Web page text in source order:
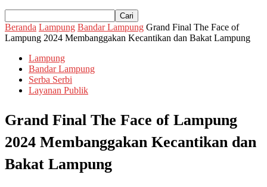
Beranda Lampung Bandar Lampung Grand Final The Face of
Lampung 2024 Membanggakan Kecantikan dan Bakat Lampung
Lampung
Bandar Lampung
Serba Serbi
Layanan Publik
Grand Final The Face of Lampung
2024 Membanggakan Kecantikan dan
Bakat Lampung